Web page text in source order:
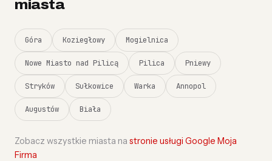
miasta
Góra Koziegłowy Mogielnica
Nowe Miasto nad Pilicą Pilica Pniewy
Stryków Sułkowice Warka Annopol
Augustów Biała
Zobacz wszystkie miasta na stronie usługi Google Moja
Firma